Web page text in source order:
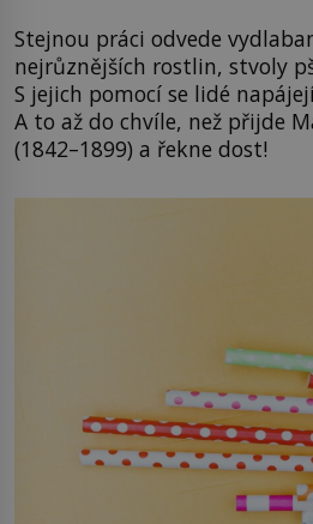
Stejnou práci odvede
nejrůznějších rostlin, stvoly
S jejich pomocí se lidé
A to až do chvíle, než přijde
(1842–1899) a řekne dost!